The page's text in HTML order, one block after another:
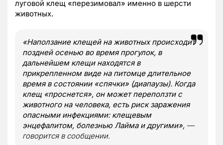
луговой клещ «перезимовал» именно в шерсти
животных.
«Наползание клещей на животных происходит
поздней осенью во время прогулок, в
дальнейшем клещи находятся в
прикрепленном виде на питомце длительное
время в состоянии «спячки» (диапаузы). Когда
клещ «проснется», он может переползти с
животного на человека, есть риск заражения
опасными инфекциями: клещевым
энцефалитом, болезнью Лайма и другими», —
говорится в сообщении.